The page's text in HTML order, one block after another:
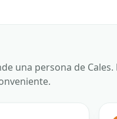
una persona de